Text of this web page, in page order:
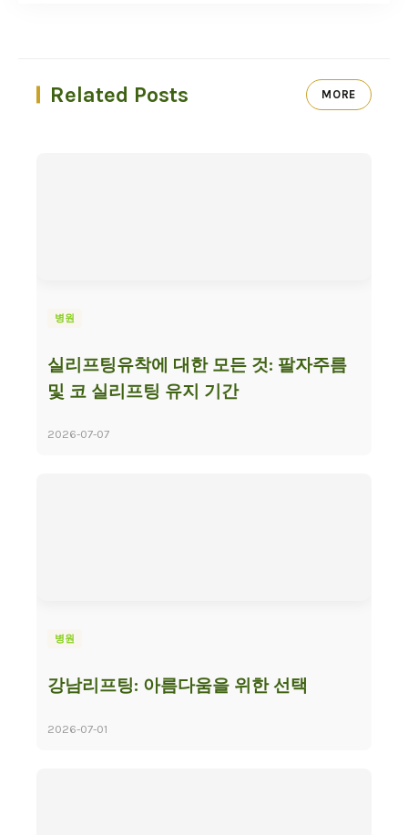
Related Posts MORE
병원
실리프팅유착에 대한 모든 것: 팔자주름
및 코 실리프팅 유지 기간
2026-07-07
병원
강남리프팅: 아름다움을 위한 선택
2026-07-01